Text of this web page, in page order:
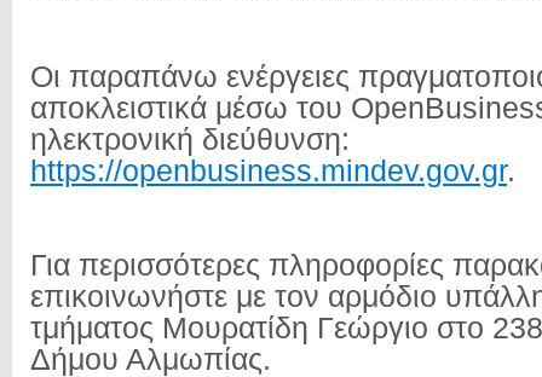
Οι παραπάνω ενέργειες
αποκλειστικά μέσω του
ηλεκτρονική διεύθυνση:
https://openbusiness.mindev.gov.gr.
Για περισσότερες πληροφορίες
επικοινωνήστε με τον αρμόδιο
τμήματος Μουρατίδη Γεώργιο στο
Δήμου Αλμωπίας.